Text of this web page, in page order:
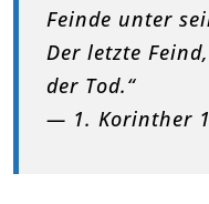
Feinde unter
Der letzte
der Tod.“
— 1. Korinther